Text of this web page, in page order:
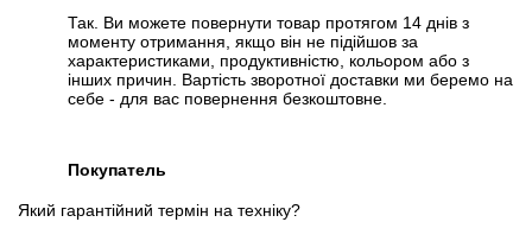
Так. Ви можете повернути товар протягом 14 днів з
моменту отримання, якщо він не підійшов за
характеристиками, продуктивністю, кольором або з
інших причин. Вартість зворотної доставки ми беремо на
себе - для вас повернення безкоштовне.
Покупатель
Який гарантійний термін на техніку?